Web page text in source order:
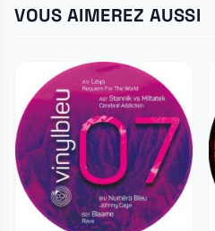
VOUS AIMEREZ AUSSI